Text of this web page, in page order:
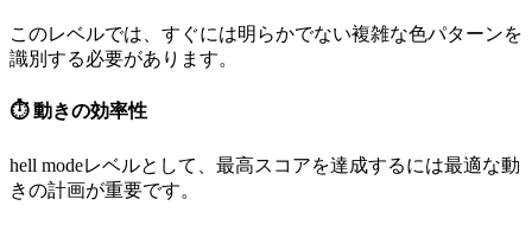
このレベルでは、すぐには明らかでない複雑な色パターンを
識別する必要があります。
⏱️ 動きの効率性
hell modeレベルとして、最高スコアを達成するには最適な動
きの計画が重要です。